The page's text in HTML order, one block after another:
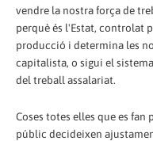
vendre la nostra força de
perquè és l'Estat, controlat
producció i determina les
capitalista, o sigui el
del treball assalariat.
Coses totes elles que es fan
públic decideixen